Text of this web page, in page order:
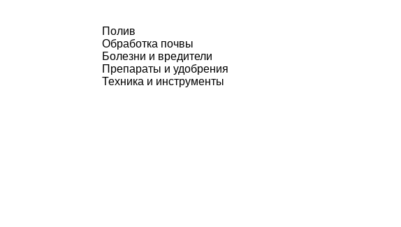
Полив
Обработка почвы
Болезни и вредители
Препараты и удобрения
Техника и инструменты